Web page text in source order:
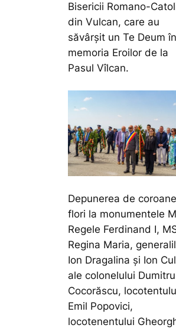
Bisericii Romano-
din Vulcan, care au
săvârșit un Te Deum în
memoria Eroilor de la
Pasul Vîlcan.
Depunerea de
flori la monumentele
Regele Ferdinand I,
Regina Maria,
Ion Dragalina și Ion
ale colonelului Dumitru
Cocorăscu,
Emil Popovici,
locotenentului